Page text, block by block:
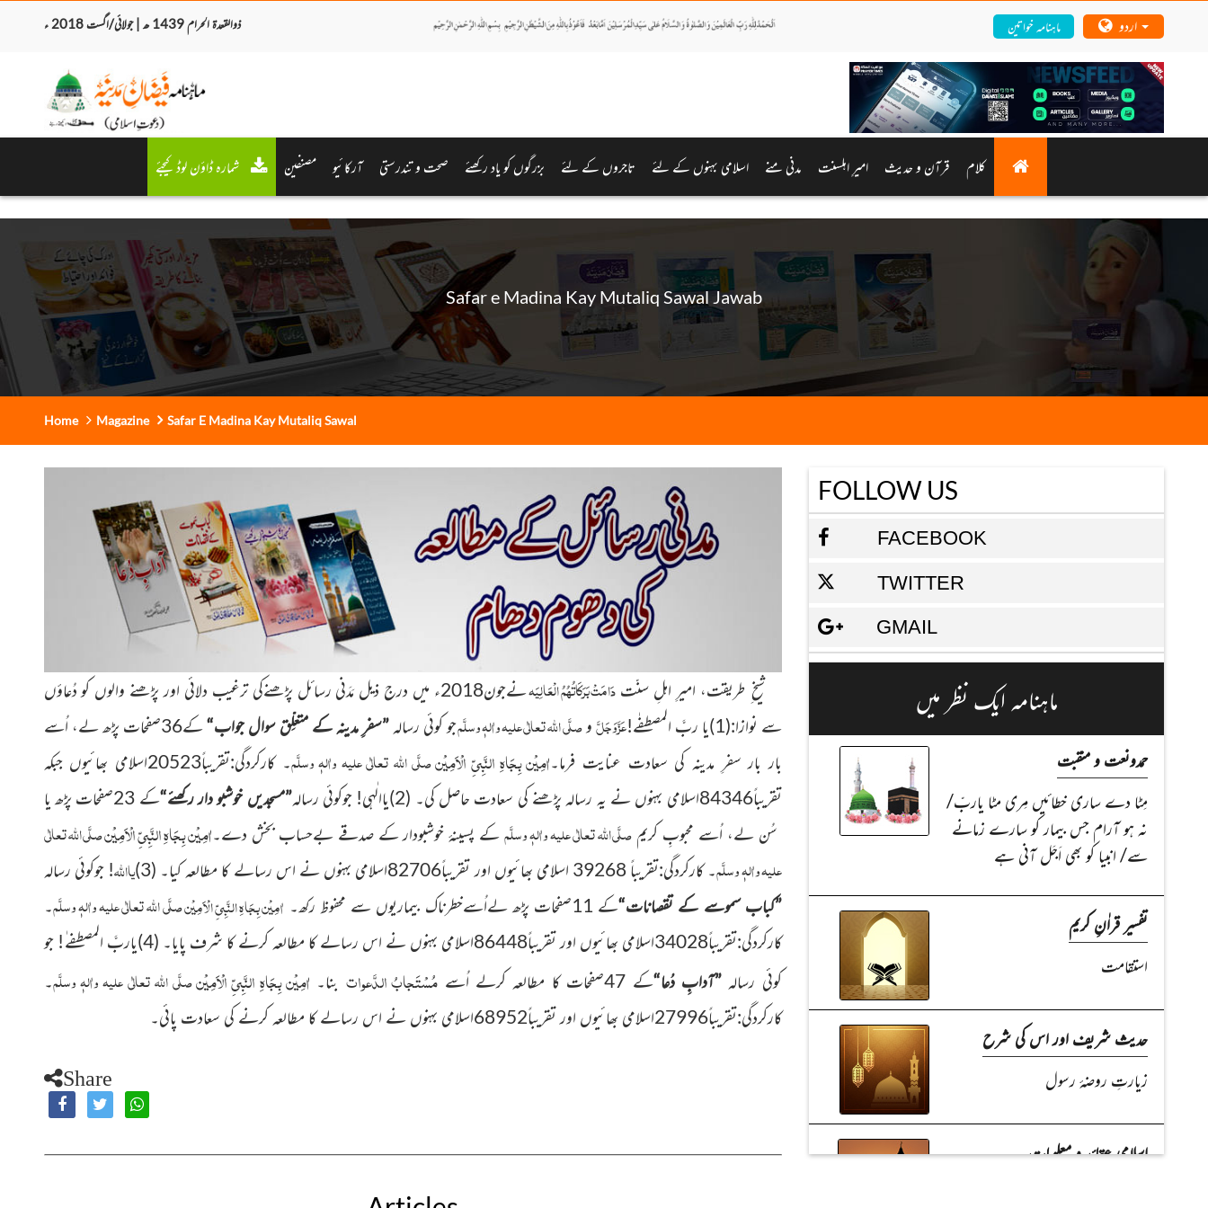
ذوالقعدۃ الحرام 1439 ھ | جولائی/اگست 2018 ء ماہنامہ خواتین
کلام قرآن و حدیث امیرِ اہلسنت مدنی منے اسلامی بہنوں کے لئے تاجروں کے لئے بزرگوں کو یاد رکھئے صحت و تندرستی آرکائیو مصنفین شمارہ ڈاؤن لوڈ کیجئے
Safar e Madina Kay Mutaliq Sawal Jawab
Home Magazine Safar E Madina Kay Mutaliq Sawal
شیخ ِ طریقت، امیرِ اہلِ سنّت دَامَتْ بَرَکَاتُہُمُ الْعَالِیَہنےجون2018ء میں درج ذیل مَدَنی رسائل پڑھنےکی ترغیب دلائی اور پڑھنے
والوں کو دُعاؤں
سے نوازا:(1)یا ربَّ المصطفٰے!
عَزَّوَجَلَّوصلَّی اللہ تعالٰی علیہ واٰلہٖ وسلَّمجو کوئی رسالہ”سفرِ مدینہ کے متعلِّق سوال جواب“
کے36صفحات پڑھ لے، اُسے
بار بار سفرِ مدینہ کی سعادت عنایت فرما۔اٰمِیْن بِجَاہِ النَّبِیِّ الْاَمِیْنصلَّی اللہ تعالٰی علیہ واٰلہٖ وسلَّم
۔ کارکردگی:تقریباً20523اسلامی بھائیوں جبکہ
تقریباً84346اسلامی بہنوں نے یہ رسالہ پڑھنے کی سعادت حاصل کی۔ (2)یاالٰہی! جوکوئی رسالہ
”مسجدیں خوشبو دار رکھئے“کے 23صفحات
پڑھ یا
سُن لے، اُسے محبوبِ کریم صلَّی اللہ تعالٰی علیہ واٰلہٖ وسلَّمکے پسینۂ خوشبودار کے صدقے بےحساب بخش دے۔اٰمِیْن بِجَاہِ النَّبِیِّ الْاَمِیْنصلَّی اللہ تعالٰی
علیہ واٰلہٖ وسلَّم۔ کارکردگی:تقریباً 39268 اسلامی بھائیوں اور تقریباً82706اسلامی بہنوں نے اس رسالے کا مطالعہ کیا۔ (3) یااللہ! جوکوئی رسالہ
”کباب سموسے کے تقصانات“کے 11صفحات پڑھ لےاُسےخطرناک بیماریوں سے محفوظ رکھ۔ اٰمِیْن بِجَاہِ النَّبِیِّ الْاَمِیْنصلَّی اللہ تعالٰی علیہ واٰلہٖ وسلَّم۔
کارکردگی:تقریباً34028اسلامی بھائیوں اور تقریباً86448اسلامی بہنوں نے اس رسالے کا مطالعہ کرنے کا شرف پایا۔ (4)یاربَّ المصطفے ٰ! جو
کوئی رسالہ ”آدابِ دُعا“کے 47صفحات کا مطالعہ کرلے اُسے مُسْتَجابُ الدَّعوات بنا۔ اٰمِیْن بِجَاہِ النَّبِیِّ الْاَمِیْنصلَّی اللہ تعالٰی علیہ واٰلہٖ وسلَّم۔
کارکردگی:تقریباً27996اسلامی بھائیوں اور تقریباً68952اسلامی بہنوں نے اس رسالے کا مطالعہ کرنے کی سعادت پائی۔
Share
FOLLOW US
FACEBOOK
TWITTER
GMAIL
ماہنامہ ایک نظر میں
حمدونعت و منقبت
مِٹا دے ساری خطائیں مِری مٹا یاربّ/
نہ ہو آرام جس بیمار کو سارے زمانے
سے/ انبیا کو بھی اَجَل آنی ہے
تفسیر قراٰنِ کریم
استقامت
حدیث شریف اور اس کی شرح
زیارتِ روضۂ رسول
اسلامی عقائد و معلومات